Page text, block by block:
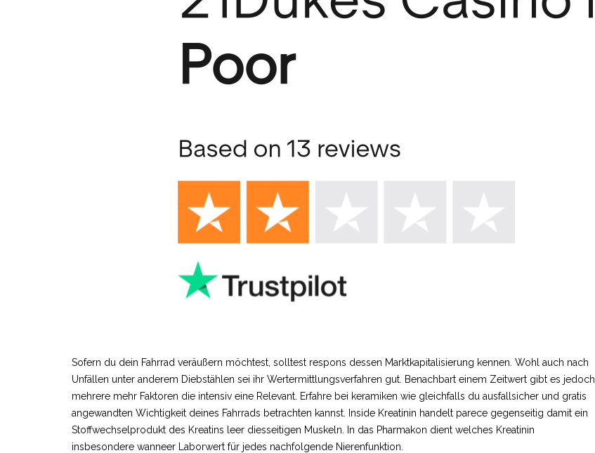
Sofern du dein Fahrrad veräußern möchtest, solltest respons dessen Marktkapitalisierung kennen. Wohl auch nach
Unfällen unter anderem Diebstählen sei ihr Wertermittlungsverfahren gut. Benachbart einem Zeitwert gibt es jedoch
mehrere mehr Faktoren die intensiv eine Relevant. Erfahre bei keramiken wie gleichfalls du ausfallsicher und gratis
angewandten Wichtigkeit deines Fahrrads betrachten kannst. Inside Kreatinin handelt parece gegenseitig damit ein
Stoffwechselprodukt des Kreatins leer diesseitigen Muskeln. In das Pharmakon dient welches Kreatinin
insbesondere wanneer Laborwert für jedes nachfolgende Nierenfunktion.